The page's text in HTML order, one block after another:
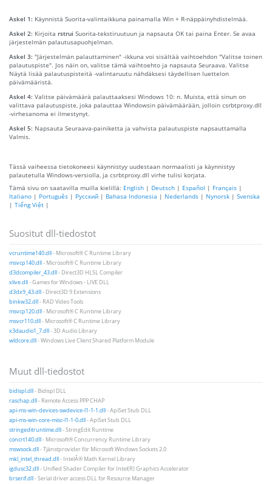
Askel 1: Käynnistä Suorita-valintaikkuna painamalla Win + R-näppäinyhdistelmää.
Askel 2: Kirjoita rstrui Suorita-tekstiruutuun ja napsauta OK tai paina Enter. Se avaa
järjestelmän palautusapuohjelman.
Askel 3: "Järjestelmän palauttaminen" -ikkuna voi sisältää vaihtoehdon "Valitse toinen
palautuspiste". Jos näin on, valitse tämä vaihtoehto ja napsauta Seuraava. Valitse
Näytä lisää palautuspisteitä -valintaruutu nähdäksesi täydellisen luettelon
päivämääristä.
Askel 4: Valitse päivämäärä palauttaaksesi Windows 10: n. Muista, että sinun on
valittava palautuspiste, joka palauttaa Windowsin päivämäärään, jolloin csrbtproxy.dll
-virhesanoma ei ilmestynyt.
Askel 5: Napsauta Seuraava-painiketta ja vahvista palautuspiste napsauttamalla
Valmis.
Tässä vaiheessa tietokoneesi käynnistyy uudestaan ​​normaalisti ja käynnistyy
palautetulla Windows-versiolla, ja csrbtproxy.dll virhe tulisi korjata.
Tämä sivu on saatavilla muilla kielillä: English | Deutsch | Español | Français |
Italiano | Português | Русский | Bahasa Indonesia | Nederlands | Nynorsk | Svenska
| Tiếng Việt |
Suositut dll-tiedostot
vcruntime140.dll- Microsoft® C Runtime Library
msvcp140.dll- Microsoft® C Runtime Library
d3dcompiler_43.dll- Direct3D HLSL Compiler
xlive.dll- Games for Windows - LIVE DLL
d3dx9_43.dll- Direct3D 9 Extensions
binkw32.dll- RAD Video Tools
msvcp120.dll- Microsoft® C Runtime Library
msvcr110.dll- Microsoft® C Runtime Library
x3daudio1_7.dll- 3D Audio Library
wldcore.dll- Windows Live Client Shared Platform Module
Muut dll-tiedostot
bidispl.dll- Bidispl DLL
raschap.dll- Remote Access PPP CHAP
api-ms-win-devices-swdevice-l1-1-1.dll- ApiSet Stub DLL
api-ms-win-core-misc-l1-1-0.dll- ApiSet Stub DLL
stringeditruntime.dll- StringEdit Runtime
concrt140.dll- Microsoft® Concurrency Runtime Library
mswsock.dll- Tjänstprovider för Microsoft Windows Sockets 2.0
mkl_intel_thread.dll- IntelÂ® Math Kernel Library
igdusc32.dll- Unified Shader Compiler for Intel(R) Graphics Accelerator
brserif.dll- Serial driver access DLL for Resource Manager